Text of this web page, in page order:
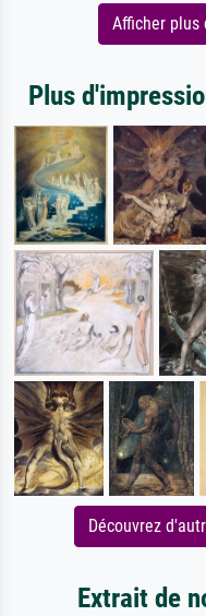
Afficher
Plus
Découvrez
Extrait de